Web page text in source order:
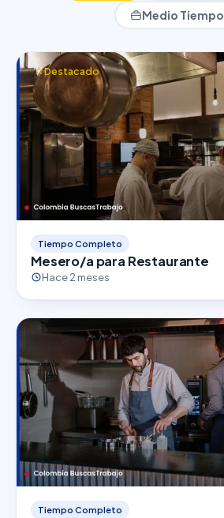
Medio Tiempo
Destacado
Tiempo Completo
Mesero/a para Restaurante
Hace 2 meses
Tiempo Completo